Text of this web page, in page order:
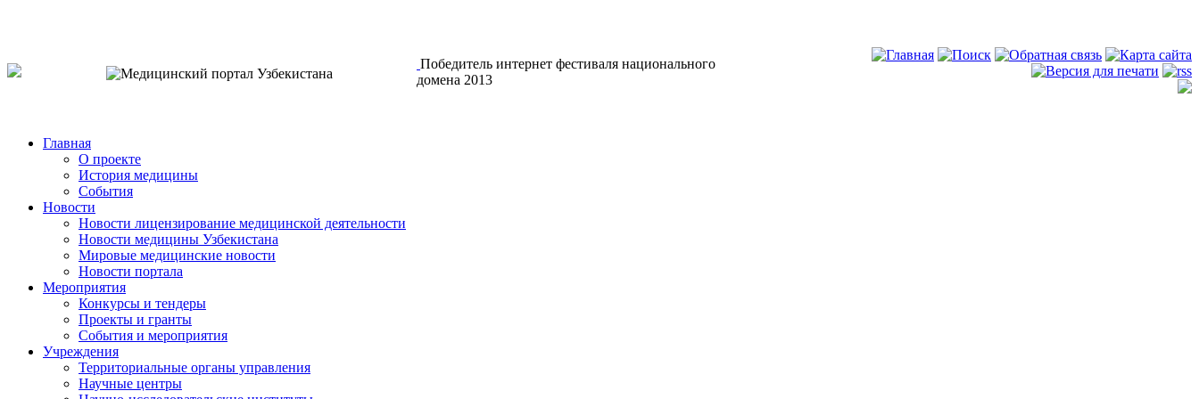
Победитель интернет фестиваля национального
домена 2013
Главная
О проекте
История медицины
События
Новости
Новости лицензирование медицинской деятельности
Новости медицины Узбекистана
Мировые медицинские новости
Новости портала
Мероприятия
Конкурсы и тендеры
Проекты и гранты
События и мероприятия
Учреждения
Территориальные органы управления
Научные центры